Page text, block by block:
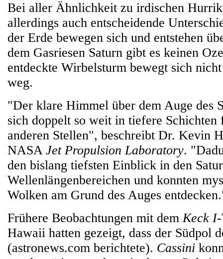
Bei aller Ähnlichkeit zu irdischen
allerdings auch entscheidende
der Erde bewegen sich und entstehen
dem Gasriesen Saturn gibt es keinen
entdeckte Wirbelsturm bewegt sich
weg.
"Der klare Himmel über dem Auge des
sich doppelt so weit in tiefere Schichten
anderen Stellen", beschreibt Dr. Kevin
NASA Jet Propulsion Laboratory.
den bislang tiefsten Einblick in den
Wellenlängenbereichen und konnten
Wolken am Grund des Auges
Frühere Beobachtungen mit demKeck I
Hawaii hatten gezeigt, dass der Südpol
(astronews.com berichtete). Cassini